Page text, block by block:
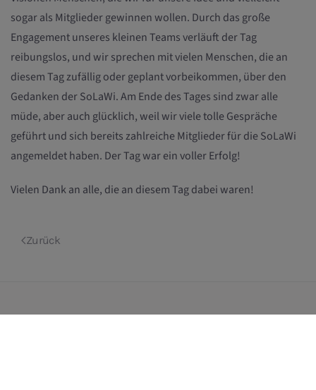
sogar als Mitglieder gewinnen wollen. Durch das große
Engagement unseres kleinen Teams verläuft der Tag
reibungslos, und wir sprechen mit vielen Menschen, die an
diesem Tag zufällig oder geplant vorbeikommen, über den
Gedanken der SoLaWi. Am Ende des Tages sind zwar alle
müde, aber auch glücklich, weil wir viele tolle Gespräche
geführt und sich bereits zahlreiche Mitglieder für die SoLaWi
angemeldet haben. Der Tag war ein voller Erfolg!
Vielen Dank an alle, die an diesem Tag dabei waren!
Zurück